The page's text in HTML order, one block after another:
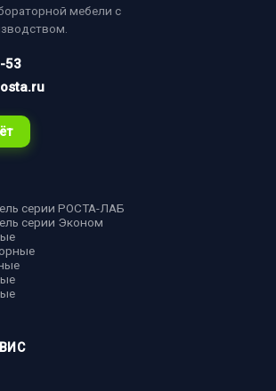
мебели с
53
серии РОСТА-ЛАБ
серии Эконом